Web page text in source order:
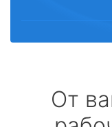
От